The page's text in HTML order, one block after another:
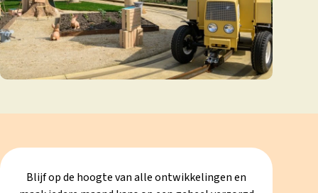
Blijf op de hoogte van alle ontwikkelingen en